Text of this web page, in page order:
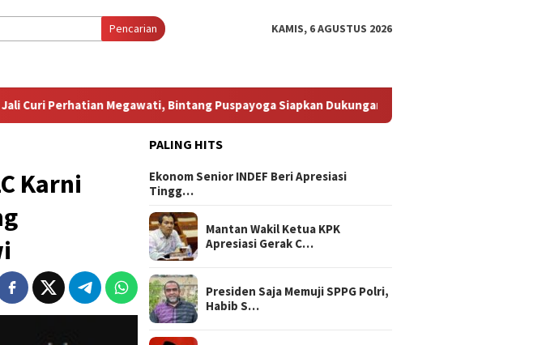
Pencarian KAMIS, 6 AGUSTUS 2026
Megawati, Bintang Puspayoga Siapkan Dukungan Berkelanjutan
Karni
PALING HITS
Ekonom Senior INDEF Beri Apresiasi
Tingg…
Mantan Wakil Ketua KPK
Apresiasi Gerak C…
Presiden Saja Memuji SPPG Polri,
Habib S…